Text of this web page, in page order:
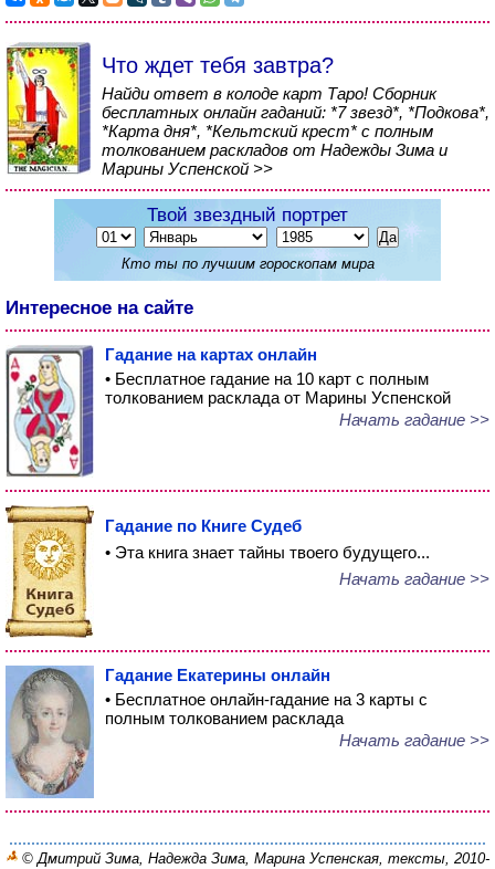
Что ждет тебя завтра?
Найди ответ в колоде карт Таро! Сборник
бесплатных онлайн гаданий: *7 звезд*, *Подкова*,
*Карта дня*, *Кельтский крест* с полным
толкованием раскладов от Надежды Зима и
Марины Успенской >>
Твой звездный портрет
Кто ты по лучшим гороскопам мира
Интересное на сайте
Гадание на картах онлайн
• Бесплатное гадание на 10 карт с полным
толкованием расклада от Марины Успенской
Начать гадание >>
Гадание по Книге Судеб
• Эта книга знает тайны твоего будущего...
Начать гадание >>
Гадание Екатерины онлайн
• Бесплатное онлайн-гадание на 3 карты с
полным толкованием расклада
Начать гадание >>
© Дмитрий Зима, Надежда Зима, Марина Успенская, тексты, 2010-